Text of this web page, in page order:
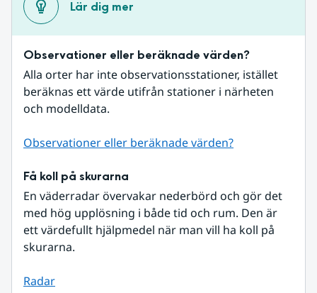
Lär dig mer
Observationer eller beräknade värden?
Alla orter har inte observationsstationer, istället
beräknas ett värde utifrån stationer i närheten
och modelldata.
Observationer eller beräknade värden?
Få koll på skurarna
En väderradar övervakar nederbörd och gör det
med hög upplösning i både tid och rum. Den är
ett värdefullt hjälpmedel när man vill ha koll på
skurarna.
Radar